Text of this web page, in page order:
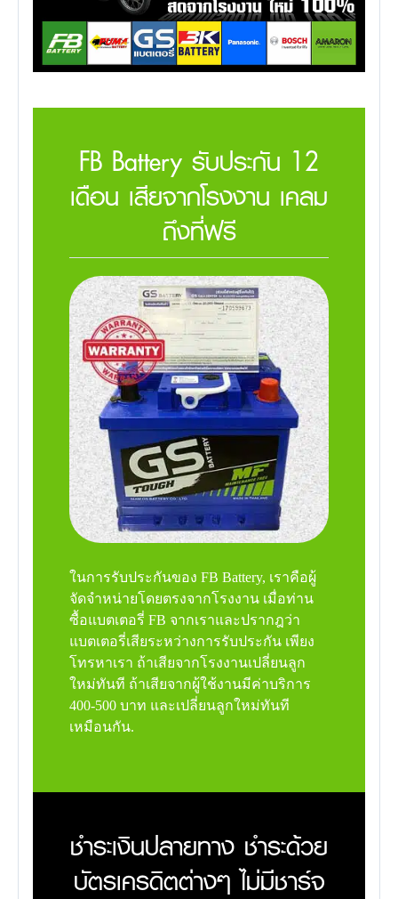
FB Battery รับประกัน 12
เดือน เสียจากโรงงาน เคลม
ถึงที่ฟรี
ในการรับประกันของ FB Battery, เราคือผู้
จัดจำหน่ายโดยตรงจากโรงงาน เมื่อท่าน
ซื้อแบตเตอรี่ FB จากเราและปรากฎว่า
แบตเตอรี่เสียระหว่างการรับประกัน เพียง
โทรหาเรา ถ้าเสียจากโรงงานเปลี่ยนลูก
ใหม่ทันที ถ้าเสียจากผู้ใช้งานมีค่าบริการ
400-500 บาท และเปลี่ยนลูกใหม่ทันที
เหมือนกัน.
ชำระเงินปลายทาง ชำระด้วย
บัตรเครดิตต่างๆ ไม่มีชาร์จ